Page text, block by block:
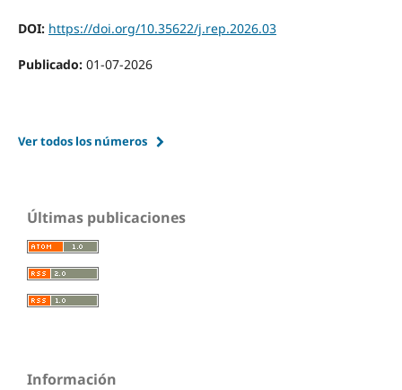
DOI: https://doi.org/10.35622/j.rep.2026.03
Publicado: 01-07-2026
Ver todos los números
Últimas publicaciones
Información